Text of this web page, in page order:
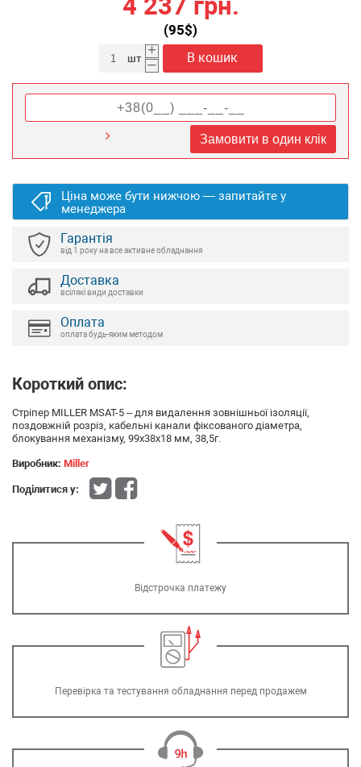
4 237 грн.
(95$)
+
–
В кошик
шт
Замовити в один клік
Ціна може бути нижчою — запитайте у
менеджера
Гарантія
від 1 року на все активне обладнання
Доставка
всілякі види доставки
Оплата
оплата будь-яким методом
Короткий опис:
Стріпер MILLER MSAT-5 – для видалення зовнішньої ізоляції,
поздовжній розріз, кабельні канали фіксованого діаметра,
блокування механізму, 99x38x18 мм, 38,5г.
Виробник: Miller
Поділитися у:
Відстрочка платежу
Перевірка та тестування обладнання перед продажем